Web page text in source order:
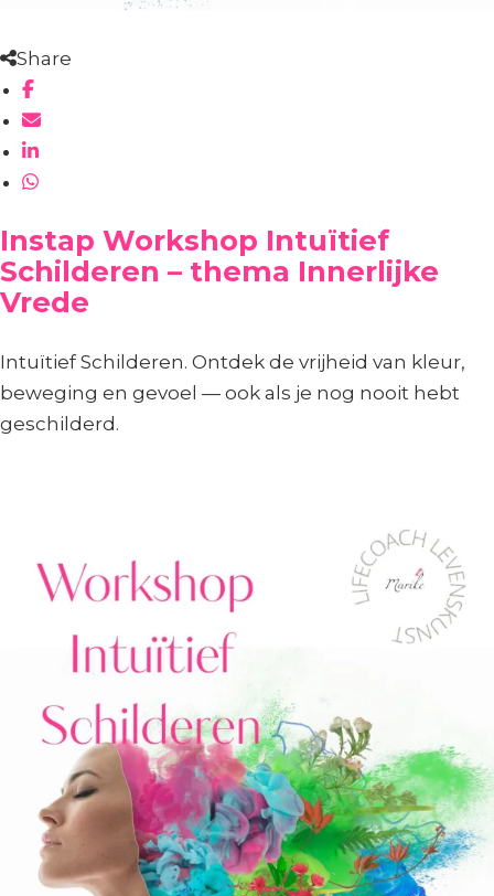
Share
Instap Workshop Intuïtief
Schilderen – thema Innerlijke
Vrede
Intuïtief Schilderen. Ontdek de vrijheid van kleur,
beweging en gevoel — ook als je nog nooit hebt
geschilderd.